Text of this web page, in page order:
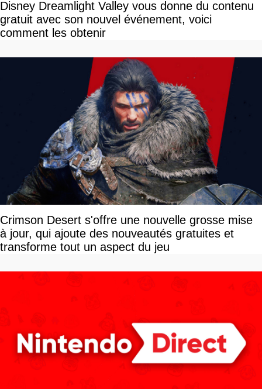
Disney Dreamlight Valley vous donne du contenu
gratuit avec son nouvel événement, voici
comment les obtenir
Crimson Desert s'offre une nouvelle grosse mise
à jour, qui ajoute des nouveautés gratuites et
transforme tout un aspect du jeu